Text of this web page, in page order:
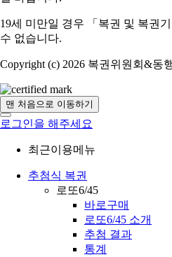
19세 미만일 경우 「복권 및 복권
수 없습니다.
Copyright (c) 2026 복권위원회&동
맨 처음으로 이동하기
로그인을 해주세요
최근이용메뉴
추첨식 복권
로또6/45
바로구매
로또6/45 소개
추첨 결과
통계